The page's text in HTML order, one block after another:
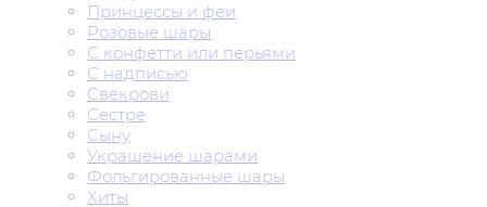
Принцессы и феи
Розовые шары
С конфетти или перьями
С надписью
Свекрови
Сестре
Сыну
Украшение шарами
Фольгированные шары
Хиты